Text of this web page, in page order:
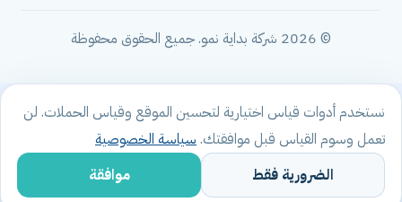
شخّص مشروعك واتساب
© 2026 شركة بداية نمو. جميع الحقوق محفوظة
نستخدم أدوات قياس اختيارية لتحسين الموقع وقياس الحملات. لن
تعمل وسوم القياس قبل موافقتك. سياسة الخصوصية
الضرورية فقط
موافقة